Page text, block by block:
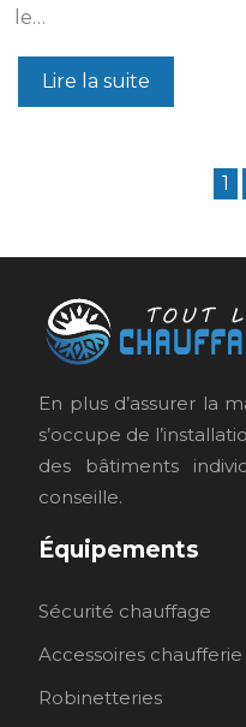
le…
Lire la suite
1
En plus d’assurer la
s’occupe de
des bâtiments
conseille.
Équipements
Sécurité chauffage
Accessoires chaufferie
Robinetteries